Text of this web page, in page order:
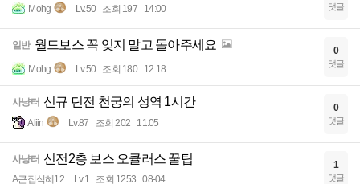
Mohg Lv.50 조회 197 14:00 댓글
일반 월드보스 꼭 잊지 말고 돌아주세요
Mohg Lv.50 조회 180 12:18
0
댓글
사냥터 신규 던전 천궁의 성역 1시간
Aliin Lv.87 조회 202 11:05
0
댓글
사냥터 신전2층 보스 오큘러스 꿀팁
A큰집식혜12 Lv.1 조회 1253 08-04
1
댓글